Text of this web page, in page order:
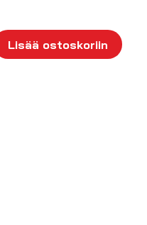
Lisää ostoskoriin